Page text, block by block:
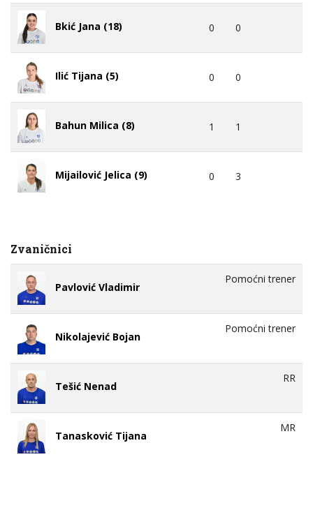
Bkić Jana (18) 0 0
Ilić Tijana (5) 0 0
Bahun Milica (8) 1 1
Mijailović Jelica (9) 0 3
Zvaničnici
Pavlović Vladimir
Pomoćni trener
Nikolajević Bojan
Pomoćni trener
Tešić Nenad
RR
Tanasković Tijana
MR